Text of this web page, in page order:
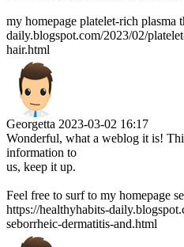
my homepage platelet-rich plasma
daily.blogspot.com/2023/02/
hair.html
Georgetta 2023-03-02 16:17
Wonderful, what a weblog it is!
information to
us, keep it up.
Feel free to surf to my homepage
https://healthyhabits-
seborrheic-dermatitis-and.html